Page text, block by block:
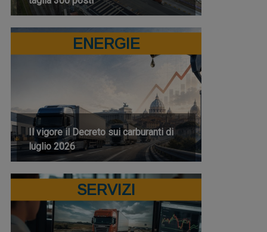
ENERGIE
Il vigore il Decreto sui carburanti di
luglio 2026
SERVIZI